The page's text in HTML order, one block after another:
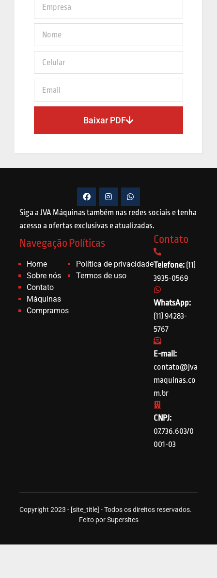
Baixar PDF
Siga a JVA Máquinas também nas redes sociais e tenha
acesso a ofertas exclusivas e atualizadas.
Navegação
Home
Sobre nós
Contato
Máquinas
Compramos
Políticas
Política de privacidade
Termos de uso
Contato
Telefone: (11)
3935-0569
WhatsApp:
(11) 94283-
5767
E-mail:
contato@jva
maquinas.co
m.br
CNPJ:
07.736.603/0
001-03
Copyright 2023 - [site_title] - Todos os direitos reservados.
Feito por Supersites